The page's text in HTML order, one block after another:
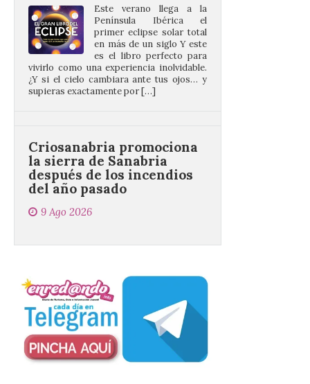
es el libro perfecto para
vivirlo como una experiencia inolvidable.
¿Y si el cielo cambiara ante tus ojos… y
supieras exactamente por […]
Criosanabria promociona
del año pasado
9 Ago 2026
comercio local sanabrés después de los
graves incendios de 2025. […]
Nace GEO-Arena: un
nuevo deporte creado en